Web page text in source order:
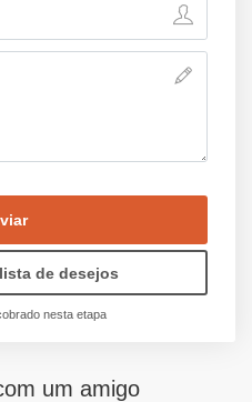
de desejos
nesta etapa
um amigo